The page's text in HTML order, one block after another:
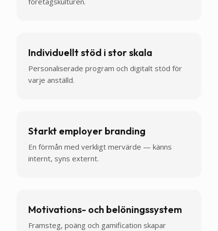
Individuellt stöd i stor skala
Personaliserade program och digitalt stöd för
varje anställd.
Starkt employer branding
En förmån med verkligt mervärde — känns
internt, syns externt.
Motivations- och belöningssystem
Framsteg, poäng och gamification skapar